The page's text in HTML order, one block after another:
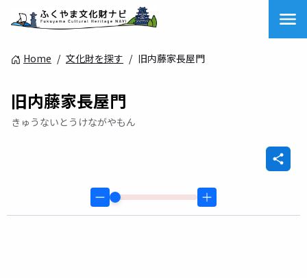
Home / 文化財を探す / 旧内藤家長屋門
旧内藤家長屋門
きゅうないとうけながやもん